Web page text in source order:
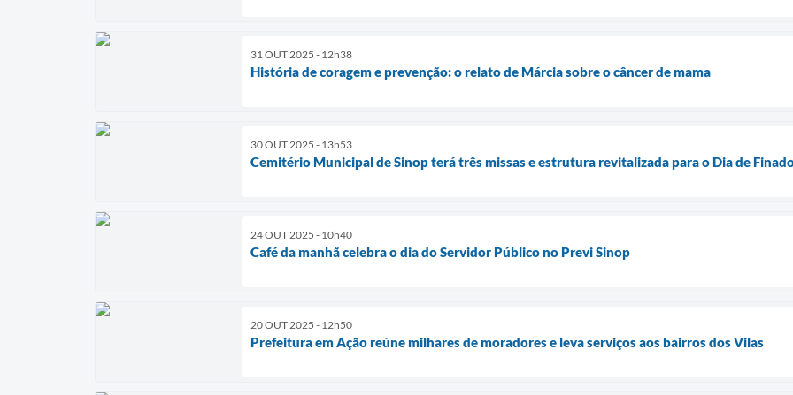
31 OUT 2025 - 12h38
História de coragem e prevenção: o relato de Márcia sobre o câncer de mama
30 OUT 2025 - 13h53
Cemitério Municipal de Sinop terá três missas e estrutura revitalizada para o Dia de
24 OUT 2025 - 10h40
Café da manhã celebra o dia do Servidor Público no Previ Sinop
20 OUT 2025 - 12h50
Prefeitura em Ação reúne milhares de moradores e leva serviços aos bairros dos Vilas